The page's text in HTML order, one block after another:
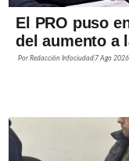
El PRO puso
del aumento a
PorRedacción Infociudad 7 Ago 2026